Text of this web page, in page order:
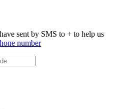
sent by SMS to + to help us
number